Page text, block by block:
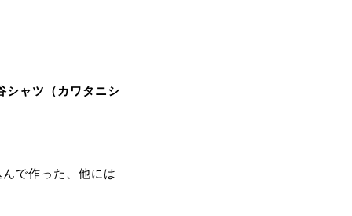
シャツ（カワタニシ
で作った、他には